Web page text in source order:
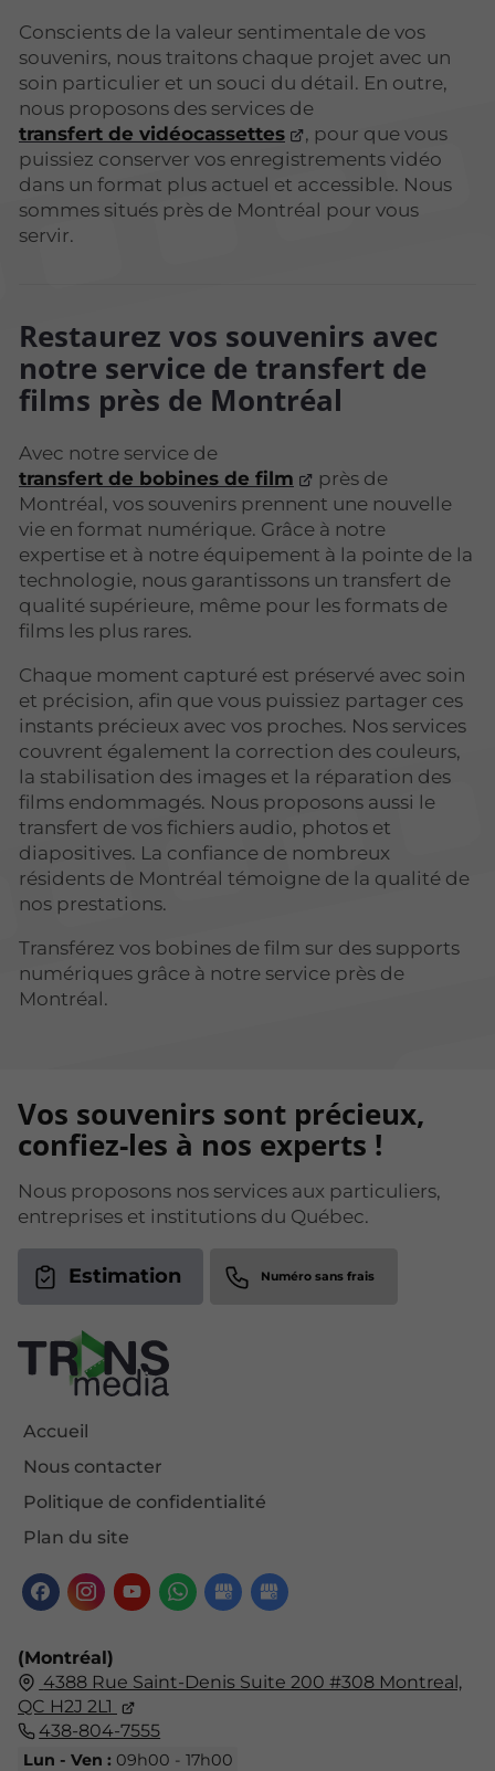
Conscients de la valeur sentimentale de vos
souvenirs, nous traitons chaque projet avec un
soin particulier et un souci du détail. En outre,
nous proposons des services de
transfert de vidéocassettes
, pour que vous
puissiez conserver vos enregistrements vidéo
dans un format plus actuel et accessible. Nous
sommes situés près de Montréal pour vous
servir.
Restaurez vos souvenirs avec
notre service de transfert de
films près de Montréal
Avec notre service de
transfert de bobines de film
près de
Montréal, vos souvenirs prennent une nouvelle
vie en format numérique. Grâce à notre
expertise et à notre équipement à la pointe de la
technologie, nous garantissons un transfert de
qualité supérieure, même pour les formats de
films les plus rares.
Chaque moment capturé est préservé avec soin
et précision, afin que vous puissiez partager ces
instants précieux avec vos proches. Nos services
couvrent également la correction des couleurs,
la stabilisation des images et la réparation des
films endommagés. Nous proposons aussi le
transfert de vos fichiers audio, photos et
diapositives. La confiance de nombreux
résidents de Montréal témoigne de la qualité de
nos prestations.
Transférez vos bobines de film sur des supports
numériques grâce à notre service près de
Montréal.
Accueil
Nous contacter
Politique de confidentialité
Plan du site
Vos souvenirs sont précieux,
confiez-les à nos experts !
Nous proposons nos services aux particuliers,
entreprises et institutions du Québec.
Estimation
(Montréal)
4388 Rue Saint-Denis Suite 200 #308 Montreal,
QC H2J 2L1
438-804-7555
Lun - Ven : 09h00 - 17h00